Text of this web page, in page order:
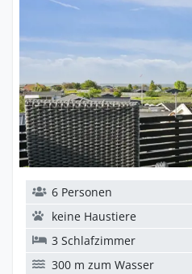
6 Personen
keine Haustiere
3 Schlafzimmer
300 m zum Wasser